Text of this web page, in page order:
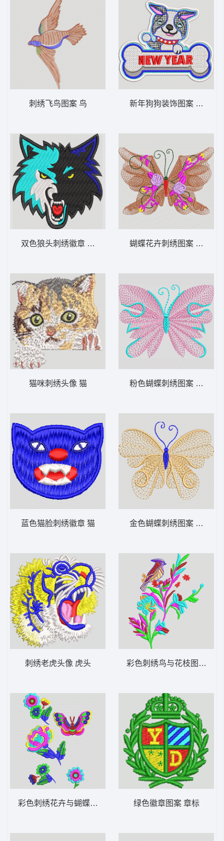
刺绣飞鸟图案 鸟
双色狼头刺绣徽章 狼头
猫咪刺绣头像 猫
蓝色猫脸刺绣徽章 猫
刺绣老虎头像 虎头
彩色刺绣花卉与蝴蝶图案 靓花
新年狗狗装饰图案 毛巾绣
蝴蝶花卉刺绣图案 蝴蝶
粉色蝴蝶刺绣图案 蝴蝶
金色蝴蝶刺绣图案 蝴蝶
彩色刺绣鸟与花枝图案 鸟
绿色徽章图案 章标